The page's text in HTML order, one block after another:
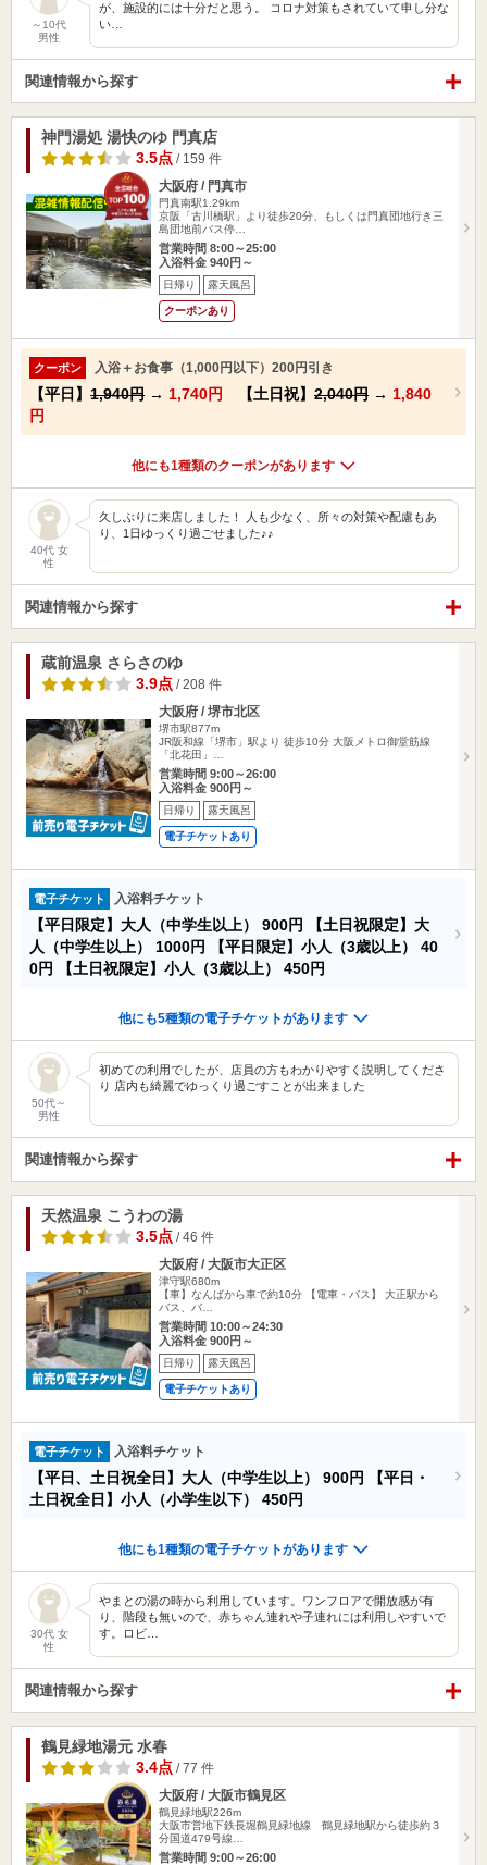
～10代
男性
が、施設的には十分だと思う。 コロナ対策もされていて申し分な
い…
関連情報から探す
神門湯処 湯快のゆ 門真店
3.5点 / 159 件
大阪府 / 門真市
門真南駅1.29km
京阪「古川橋駅」より徒歩20分、もしくは門真団地行き三
島団地前バス停…
営業時間 8:00～25:00
入浴料金 940円～
日帰り 露天風呂
クーポンあり
クーポン 入浴＋お食事（1,000円以下）200円引き
【平日】 1,940円 → 1,740円 【土日祝】 2,040円 → 1,840
円
他にも1種類のクーポンがあります
40代 女
性
久しぶりに来店しました！ 人も少なく、所々の対策や配慮もあ
り、1日ゆっくり過ごせました♪♪
関連情報から探す
蔵前温泉 さらさのゆ
3.9点 / 208 件
大阪府 / 堺市北区
堺市駅877m
JR阪和線「堺市」駅より 徒歩10分 大阪メトロ御堂筋線
「北花田」…
営業時間 9:00～26:00
入浴料金 900円～
日帰り 露天風呂
電子チケットあり
電子チケット 入浴料チケット
【平日限定】大人（中学生以上） 900円
【土日祝限定】大
人（中学生以上） 1000円 【平日限定】小人（3歳以上） 40
0円
【土日祝限定】小人（3歳以上） 450円
他にも5種類の電子チケットがあります
50代～
男性
初めての利用でしたが、店員の方もわかりやすく説明してくださ
り 店内も綺麗でゆっくり過ごすことが出来ました
関連情報から探す
天然温泉 こうわの湯
3.5点 / 46 件
大阪府 / 大阪市大正区
津守駅680m
【車】なんばから車で約10分 【電車・バス】 大正駅から
バス、バ…
営業時間 10:00～24:30
入浴料金 900円～
日帰り 露天風呂
電子チケットあり
電子チケット 入浴料チケット
【平日、土日祝全日】大人（中学生以上） 900円
【平日・
土日祝全日】小人（小学生以下） 450円
他にも1種類の電子チケットがあります
30代 女
性
やまとの湯の時から利用しています。ワンフロアで開放感が有
り、階段も無いので、赤ちゃん連れや子連れには利用しやすいで
す。ロビ…
関連情報から探す
鶴見緑地湯元 水春
3.4点 / 77 件
大阪府 / 大阪市鶴見区
鶴見緑地駅226m
大阪市営地下鉄長堀鶴見緑地線 鶴見緑地駅から徒歩約３
分国道479号線…
営業時間 9:00～26:00